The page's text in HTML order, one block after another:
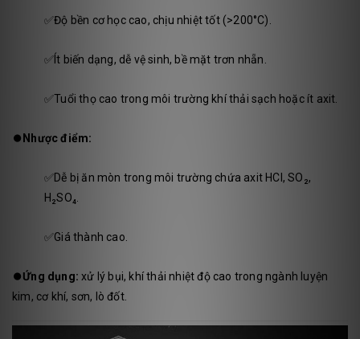
✅Độ bền cơ học cao, chịu nhiệt tốt (>200°C).
✅Ít biến dạng, dễ vệ sinh, bề mặt trơn nhẵn.
✅Tuổi thọ cao trong môi trường khí thải sạch hoặc ít axit.
⏺️ Nhược điểm:
✅Dễ bị ăn mòn trong môi trường chứa axit HCl, SO₂,
H₂SO₄.
✅Giá thành cao.
⏺️Ứng dụng: xử lý bụi, khí thải nhiệt độ cao trong ngành luyện
kim, cơ khí, sơn, lò đốt.